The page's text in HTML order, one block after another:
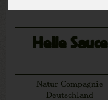
Helle Sauce
Natur Compagnie
Deutschland